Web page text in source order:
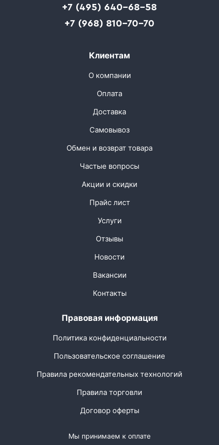
+7 (495) 640-68-58
+7 (968) 810-70-70
Клиентам
О компании
Оплата
Доставка
Самовывоз
Обмен и возврат товара
Частые вопросы
Акции и скидки
Прайс лист
Услуги
Отзывы
Новости
Вакансии
Контакты
Правовая информация
Политика конфиденциальности
Пользовательское соглашение
Правила рекомендательных технологий
Правила торговли
Договор оферты
Мы принимаем к оплате